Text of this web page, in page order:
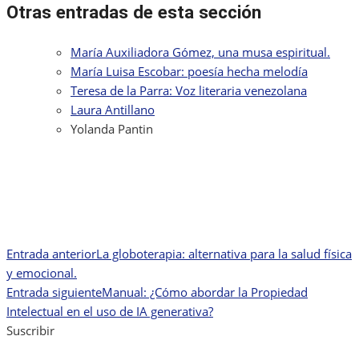
Otras entradas de esta sección
María Auxiliadora Gómez, una musa espiritual.
María Luisa Escobar: poesía hecha melodía
Teresa de la Parra: Voz literaria venezolana
Laura Antillano
Yolanda Pantin
Navegación
de
entradas
Entrada anteriorLa globoterapia: alternativa para la salud física
y emocional.
Entrada siguienteManual: ¿Cómo abordar la Propiedad
Intelectual en el uso de IA generativa?
Suscribir